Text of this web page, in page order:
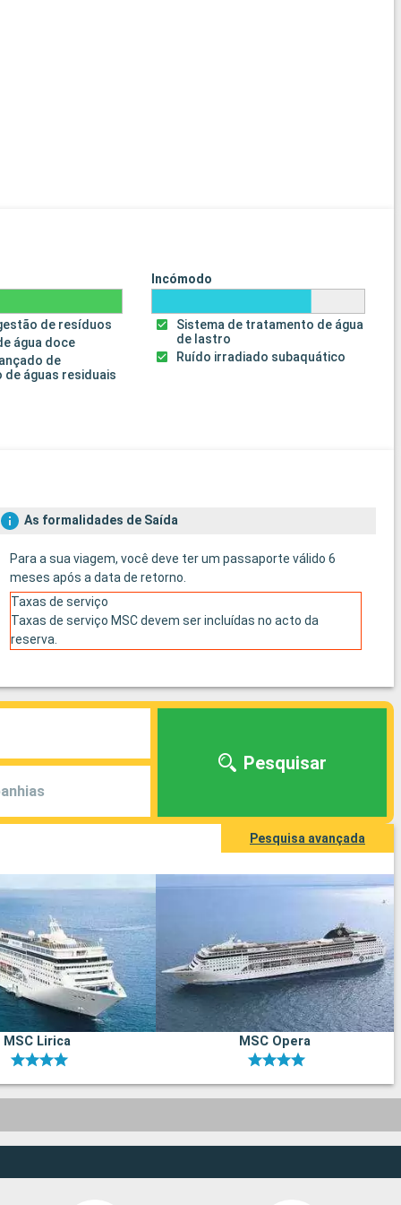
de resíduos
água doce
de
águas residuais
Incómodo
Sistema de tratamento de água
de lastro
Ruído irradiado subaquático
As formalidades de Saída
Para a sua viagem, você deve ter um passaporte válido 6
meses após a data de retorno.
Taxas de serviço
Taxas de serviço MSC devem ser incluídas no acto da
reserva.
Pesquisar
Pesquisa avançada
MSC Lirica MSC Opera